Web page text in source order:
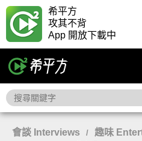
希平方
攻其不背
App 開放下載中
會談 Interviews / 趣味